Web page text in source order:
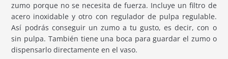
zumo porque no se necesita de fuerza. Incluye un filtro de
acero inoxidable y otro con regulador de pulpa regulable.
Así podrás conseguir un zumo a tu gusto, es decir, con o
sin pulpa. También tiene una boca para guardar el zumo o
dispensarlo directamente en el vaso.